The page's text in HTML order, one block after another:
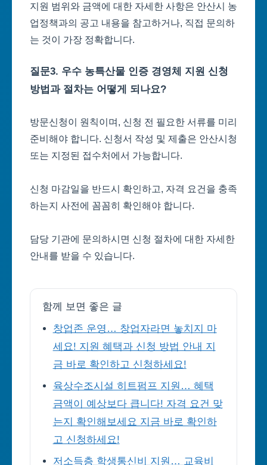
지원 범위와 금액에 대한 자세한 사항은 안산시 농
업정책과의 공고 내용을 참고하거나, 직접 문의하
는 것이 가장 정확합니다.
질문3. 우수 농특산물 인증 경영체 지원 신청
방법과 절차는 어떻게 되나요?
방문신청이 원칙이며, 신청 전 필요한 서류를 미리
준비해야 합니다. 신청서 작성 및 제출은 안산시청
또는 지정된 접수처에서 가능합니다.
신청 마감일을 반드시 확인하고, 자격 요건을 충족
하는지 사전에 꼼꼼히 확인해야 합니다.
담당 기관에 문의하시면 신청 절차에 대한 자세한
안내를 받을 수 있습니다.
함께 보면 좋은 글
창업존 운영… 창업자라면 놓치지 마
세요! 지원 혜택과 신청 방법 안내 지
금 바로 확인하고 신청하세요!
육상수조시설 히트펌프 지원… 혜택
금액이 예상보다 큽니다! 자격 요건 맞
는지 확인해보세요 지금 바로 확인하
고 신청하세요!
저소득층 학생통신비 지원… 교육비